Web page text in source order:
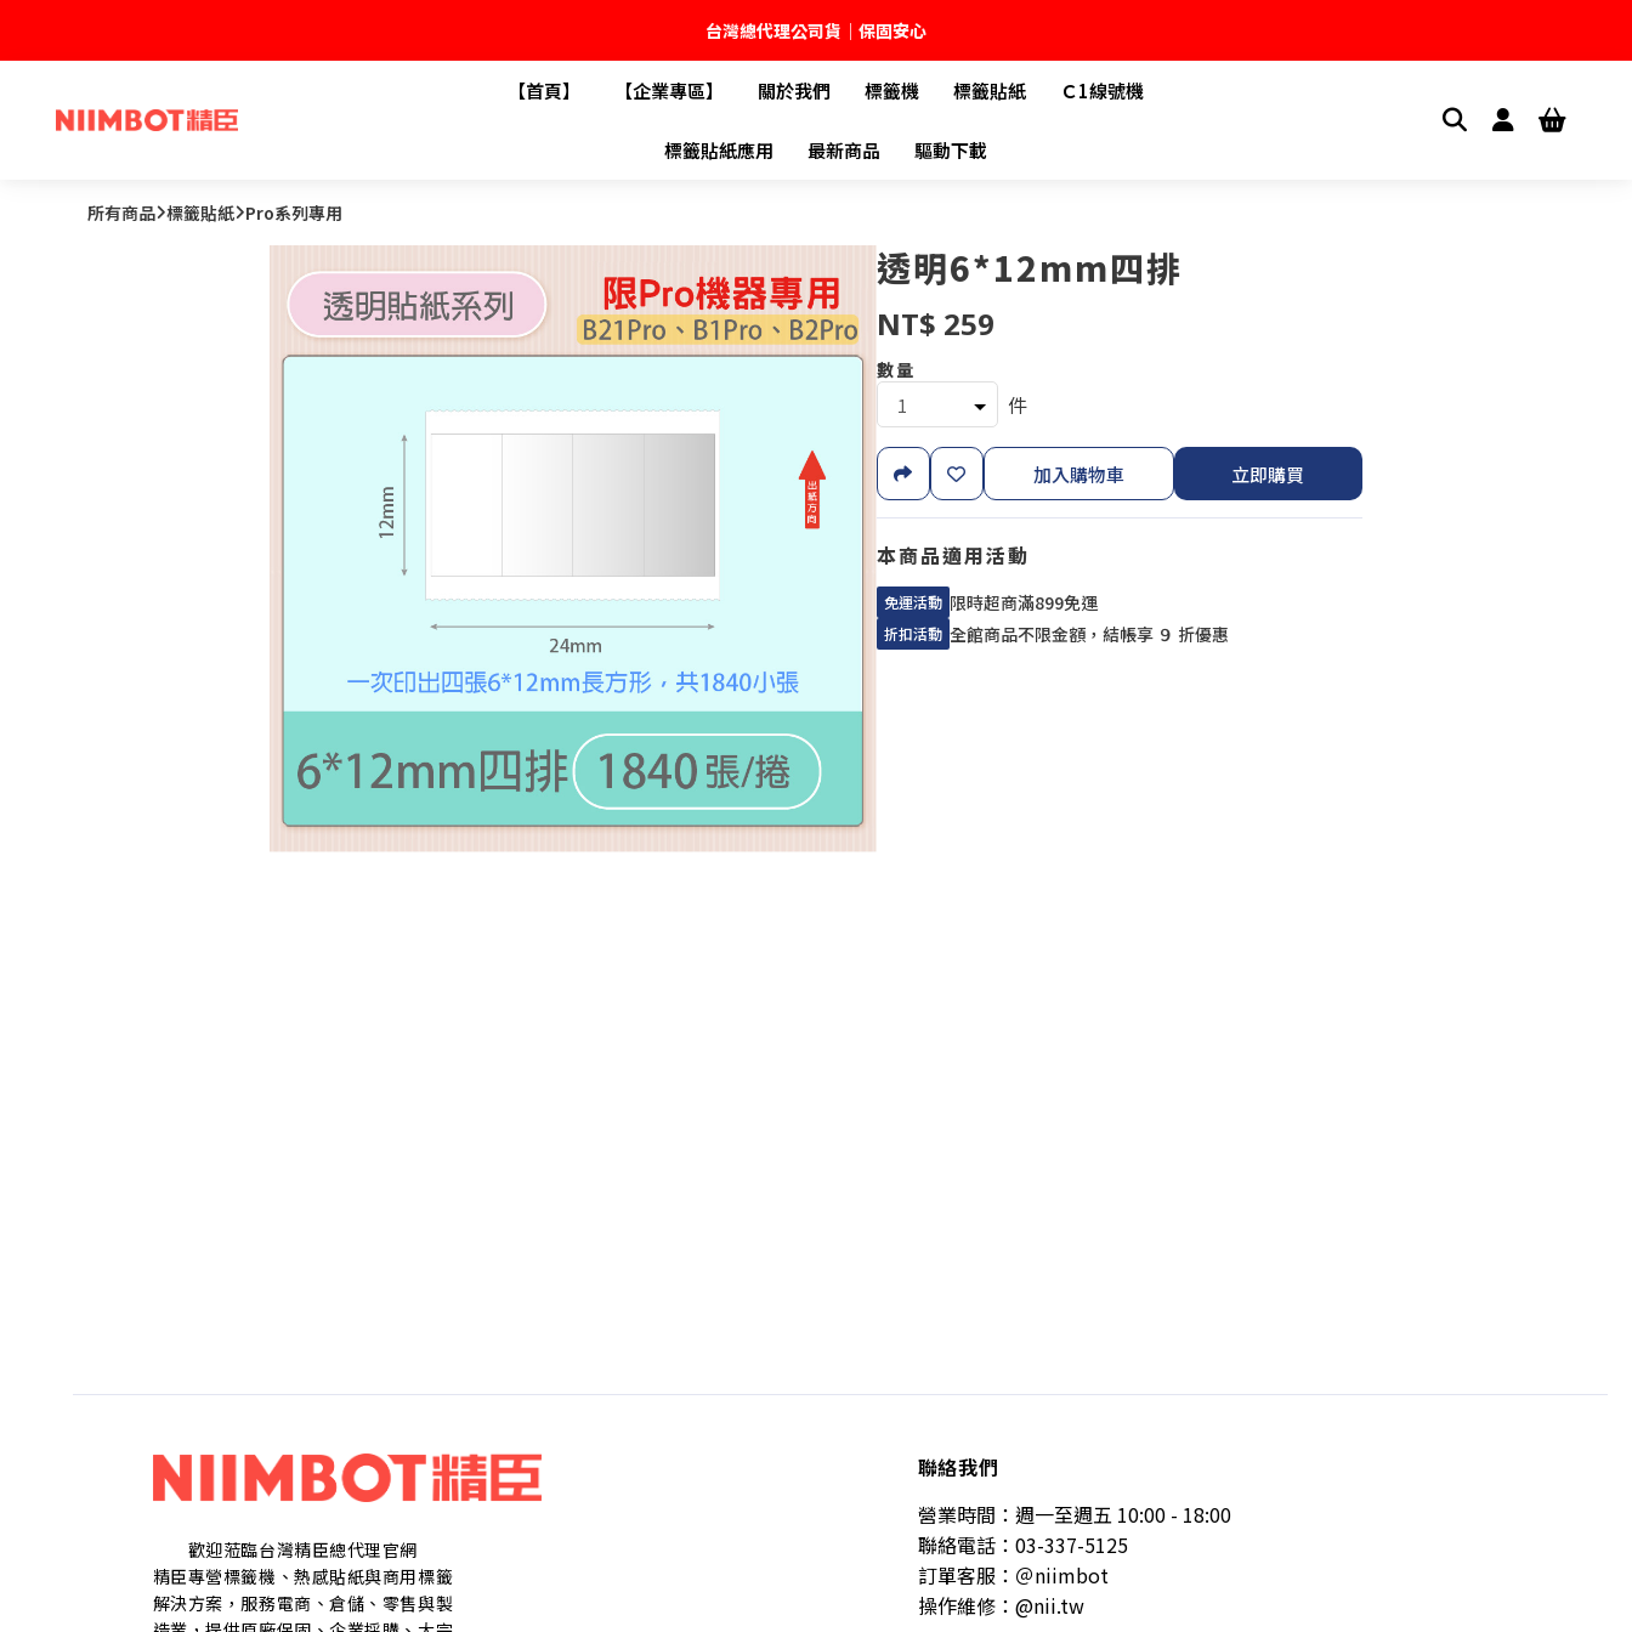
台灣總代理公司貨｜保固安心
🚚 全館現貨供應｜快速出貨不久等
💬 加入官方 LINE｜不定期領取專屬優惠
【首頁】 【企業專區】 關於我們 標籤機 標籤貼紙 Ｃ1線號機
標籤貼紙應用 最新商品 驅動下載
所有商品 標籤貼紙 Pro系列專用
透明6*12mm四排
NT$ 259
數量
件
加入購物車 立即購買
本商品適用活動
免運活動 限時超商滿899免運
折扣活動 全館商品不限金額，結帳享 ９ 折優惠
歡迎蒞臨台灣精臣總代理官網
精臣專營標籤機、熱感貼紙與商用標籤
解決方案，服務電商、倉儲、零售與製
聯絡我們
營業時間：週一至週五 10:00 - 18:00
聯絡電話：03-337-5125
訂單客服：＠niimbot
操作維修：@nii.tw